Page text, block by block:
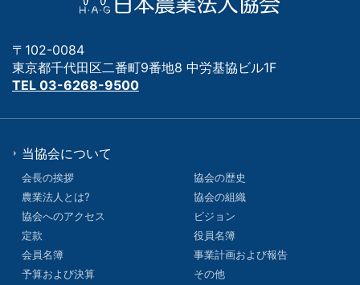
〒102-0084
東京都千代田区二番町9番地8 中労基協ビル1F
TEL 03-6268-9500
当協会について
会長の挨拶
協会の歴史
農業法人とは?
協会の組織
協会へのアクセス
ビジョン
定款
役員名簿
会員名簿
事業計画および報告
予算および決算
その他